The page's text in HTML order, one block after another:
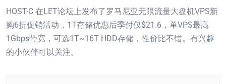
HOST-C 在LET论坛上发布了罗马尼亚无限流量大盘机VPS新
购6折促销活动，1T存储优惠后季付仅$21.6，单VPS最高
1Gbps带宽，可选1T~16T HDD存储，性价比不错。有兴趣
的小伙伴可以关注。